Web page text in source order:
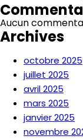
Aucun
Archives
octobre 2025
juillet 2025
avril 2025
mars 2025
janvier 2025
novembre